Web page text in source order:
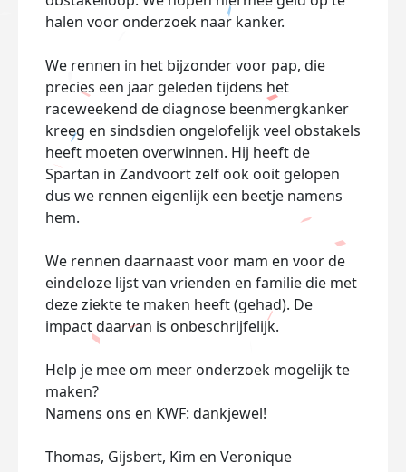
halen voor onderzoek naar kanker.
We rennen in het bijzonder voor pap, die
precies een jaar geleden tijdens het
raceweekend de diagnose beenmergkanker
kreeg en sindsdien ongelofelijk veel obstakels
heeft moeten overwinnen. Hij heeft de
Spartan in Zandvoort zelf ook ooit gelopen
dus we rennen eigenlijk een beetje namens
hem.
We rennen daarnaast voor mam en voor de
eindeloze lijst van vrienden en familie die met
deze ziekte te maken heeft (gehad). De
impact daarvan is onbeschrijfelijk.
Help je mee om meer onderzoek mogelijk te
maken?
Namens ons en KWF: dankjewel!
Thomas, Gijsbert, Kim en Veronique